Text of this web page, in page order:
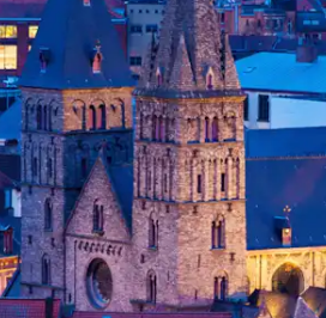
Tours e
Atividades
1 Experiências